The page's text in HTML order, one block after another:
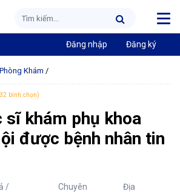
Đăng nhập Đăng ký
Phòng Khám /
bình chọn)
sĩ khám phụ khoa
được bệnh nhân tin
/
Chuyên
Địa